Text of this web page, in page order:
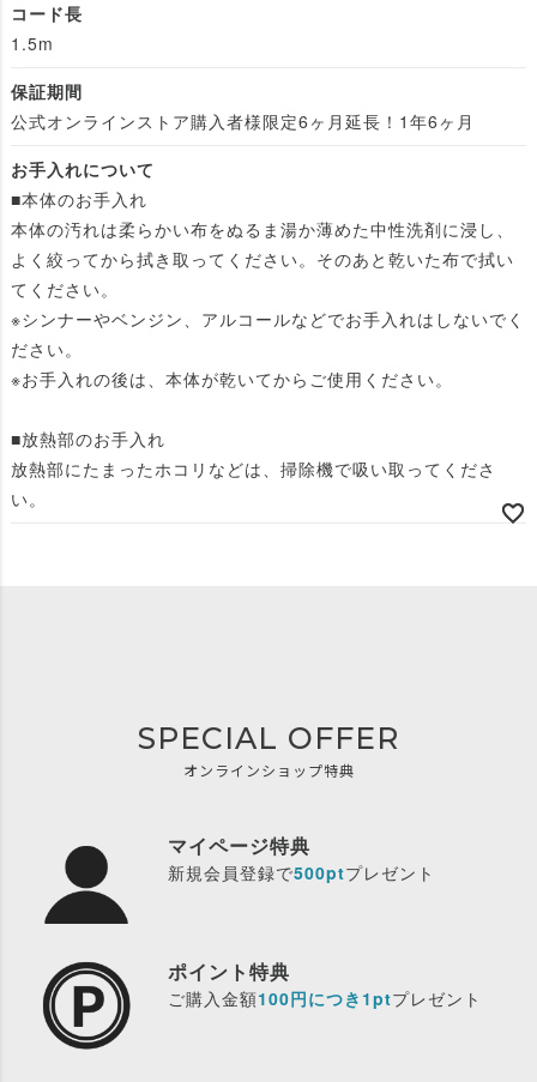
コード長
1.5m
保証期間
公式オンラインストア購入者様限定6ヶ月延長！1年6ヶ月
お手入れについて
■本体のお手入れ
本体の汚れは柔らかい布をぬるま湯か薄めた中性洗剤に浸し、
よく絞ってから拭き取ってください。そのあと乾いた布で拭い
てください。
※シンナーやベンジン、アルコールなどでお手入れはしないでく
ださい。
※お手入れの後は、本体が乾いてからご使用ください。
■放熱部のお手入れ
放熱部にたまったホコリなどは、掃除機で吸い取ってくださ
い。
SPECIAL OFFER
オンラインショップ特典
マイページ特典
新規会員登録で500ptプレゼント
ポイント特典
ご購入金額100円につき1ptプレゼント